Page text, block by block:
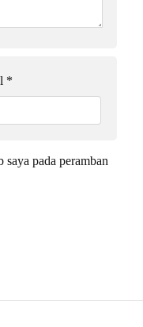
*
saya pada peramban